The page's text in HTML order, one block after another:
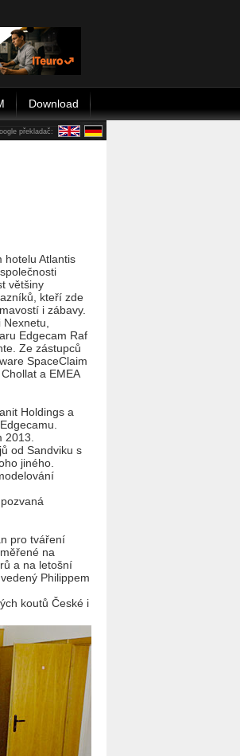
Download
překladač:
hotelu Atlantis
většiny
kteří zde
i zábavy.
Edgecam Raf
Ze zástupců
SpaceClaim
a EMEA
Holdings a
od Sandviku s
jiného.
pro tváření
na
a na letošní
Philippem
koutů České i